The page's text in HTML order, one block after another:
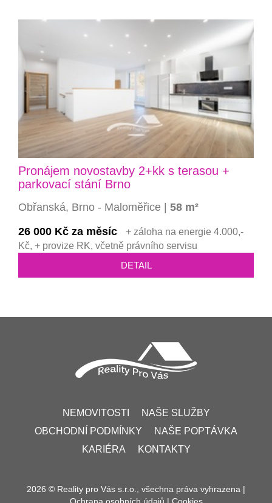
Pronájem novostavby 2+kk s terasou +
parkovací stání Brno
Obřanská, Brno - Maloměřice | 58 m²
26 000 Kč za měsíc
+ záloha na energie 4.000,-
Kč, + provize RK, včetně právního servisu
DETAIL
NEMOVITOSTI
NAŠE SLUŽBY
OBCHODNÍ PODMÍNKY
NAŠE POPTÁVKA
KARIÉRA
KONTAKTY
2026 © Reality pro Vás s.r.o., všechna práva vyhrazena |